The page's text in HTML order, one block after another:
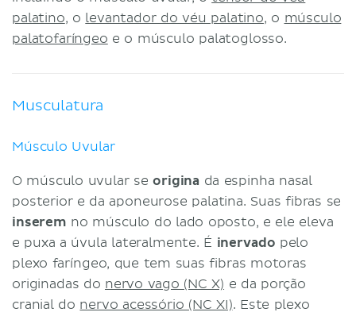
palatino, o levantador do véu palatino, o músculo
palatofaríngeo e o músculo palatoglosso.
Musculatura
Músculo Uvular
O músculo uvular seorigina da espinha nasal
posterior e da aponeurose palatina. Suas fibras se
inserem no músculo do lado oposto, e ele eleva
e puxa a úvula lateralmente. É inervado pelo
plexo faríngeo, que tem suas fibras motoras
originadas do nervo vago (NC X) e da porção
cranial do nervo acessório (NC XI). Este plexo